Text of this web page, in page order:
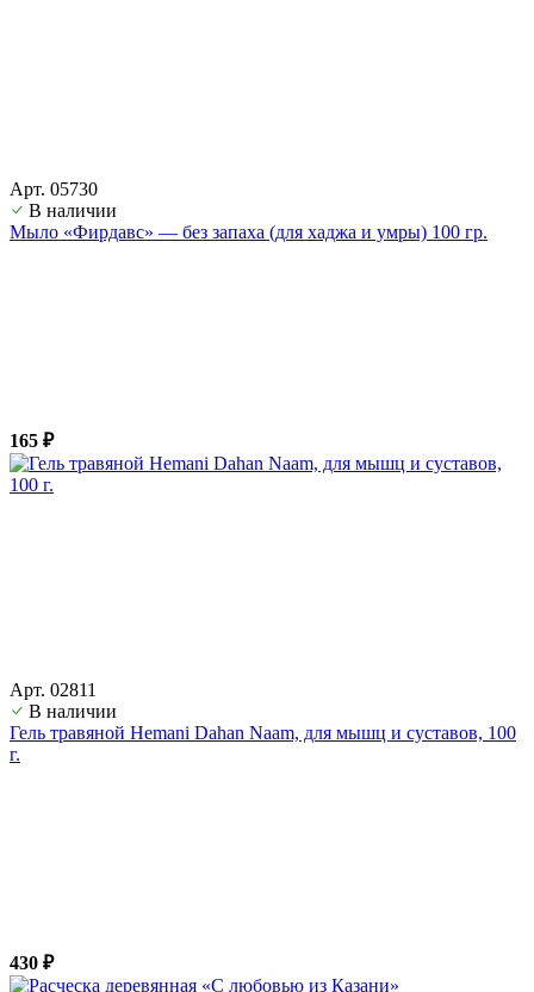
Арт. 05730
В наличии
Мыло «Фирдавс» — без запаха (для хаджа и умры) 100 гр.
165 ₽
Арт. 02811
В наличии
Гель травяной Hemani Dahan Naam, для мышц и суставов, 100
г.
430 ₽